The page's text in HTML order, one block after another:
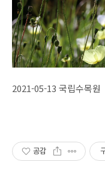
2021-05-13 국립수목원
공감